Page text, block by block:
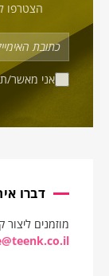
הצטרפו
אני מאשר/
דברו
מוזמנים